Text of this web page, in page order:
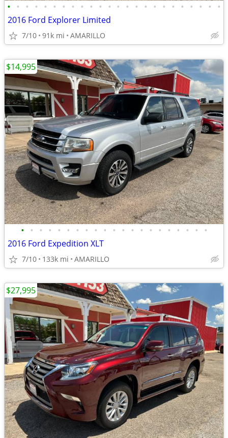
• • • • • • • • • • • • • • • • • • • • • • • •
2016 Ford Explorer Limited
7/10 91k mi AMARILLO
• • • • • • • • • • • • • • • • • • • • •
2016 Ford Expedition XLT
7/10 133k mi AMARILLO
$14,995
$27,995